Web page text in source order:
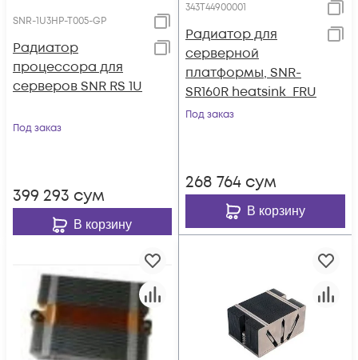
SNR-1U3HP-T005-GP
Радиатор
процессора для
серверов SNR RS 1U
Под заказ
399 293 сум
В корзину
343T44900001
Радиатор для
серверной
платформы, SNR-
SR160R heatsink_FRU
Под заказ
268 764 сум
В корзину